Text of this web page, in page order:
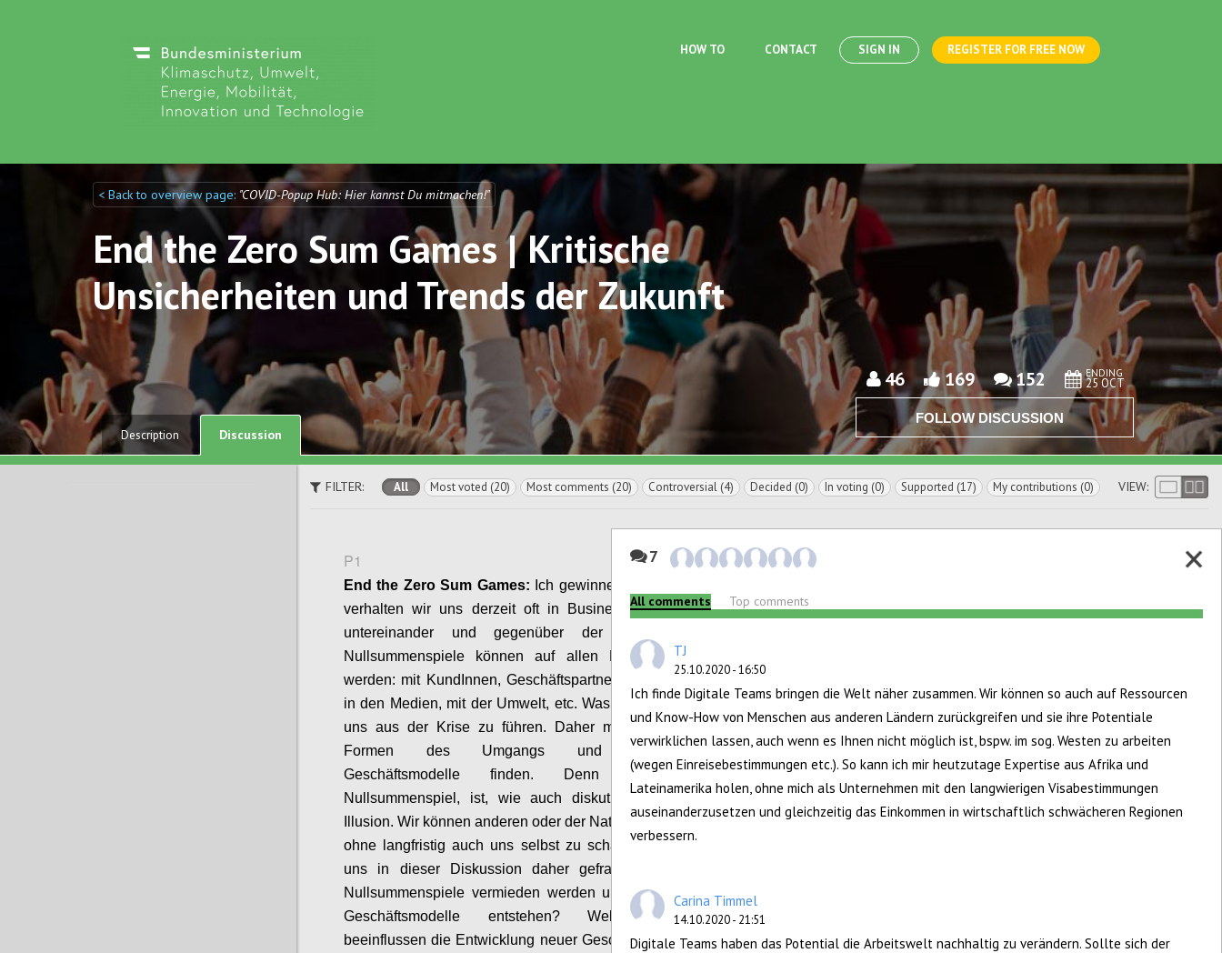
HOW TO CONTACT SIGN IN REGISTER FOR FREE NOW
Discuto
< Back to overview page: "COVID-Popup Hub: Hier kannst Du mitmachen!"
End the Zero Sum Games | Kritische
Unsicherheiten und Trends der Zukunft
46 169 152 ENDING
25 OCT
FOLLOW DISCUSSION
Description
Discussion
FILTER: All Most voted (20) Most comments (20) Controversial (4) Decided (0) In voting (0) Supported (17) My contributions (0) VIEW:
P1
Endthe ZeroSum Games: Ich gewinne, du verlierst.
verhalten wir uns derzeit oft in Business-Beziehungen,
untereinander und gegenüber der
Nullsummenspiele können auf allen Ebenen gespielt
werden: mit Kund Innen, Geschäftspartner
in den Medien, mit der Umwelt, etc.Was sie nicht tun, ist,
uns aus der Krise zu führen. Daher müssen wirneue
Formen des Umgangs undnachhaltigere
Geschäftsmodelle finden.
Denn ein echtes
Nullsummenspiel, ist, wie auch diskutiert wurde, eine
Illusion. Wir können anderen oder der Natur nicht schaden,
ohne
langfristigauch uns selbst zu schaden.Wir haben
uns in dieser Diskussion daher gefragt:
Nullsummenspiele vermieden werden und nachhaltigere
Geschäftsmodelle entstehen?
Welche Faktoren
beeinflussen die Entwicklung neuer Geschäftsmodelle mit
7
All comments Top comments
TJ
25.10.2020 - 16:50
Ich finde Digitale Teams bringen die Welt näher zusammen. Wir können so auch auf Ressourcen
und Know-How von Menschen aus anderen Ländern zurückgreifen und sie ihre Potentiale
verwirklichen lassen, auch wenn es Ihnen nicht möglich ist, bspw. im sog. Westen zu arbeiten
(wegen Einreisebestimmungen etc.). So kann ich mir heutzutage Expertise aus Afrika und
Lateinamerika holen, ohne mich als Unternehmen mit den langwierigen Visabestimmungen
auseinanderzusetzen und gleichzeitig das Einkommen in wirtschaftlich schwächeren Regionen
verbessern.
Carina Timmel
14.10.2020 - 21:51
Digitale Teams haben das Potential die Arbeitswelt nachhaltig zu verändern. Sollte sich der